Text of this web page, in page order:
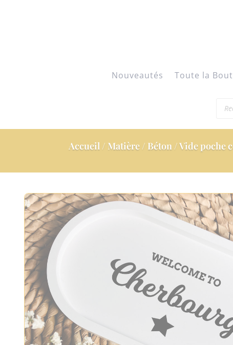
Nouveautés Toute la
de
Accueil / Matière / Béton / Vide poche